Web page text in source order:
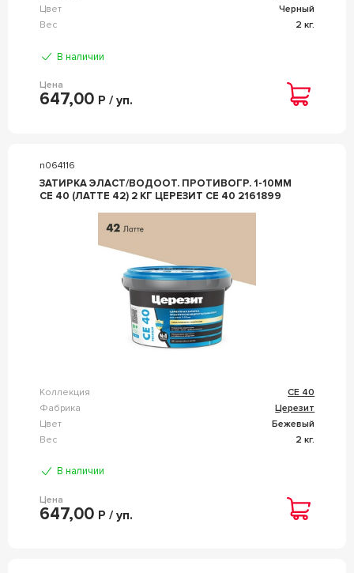
Цвет
Черный
Вес
2 кг.
В наличии
Цена
647,00 Р / уп.
n064116
ЗАТИРКА ЭЛАСТ/ВОДООТ. ПРОТИВОГР. 1-10ММ
СЕ 40 (ЛАТТЕ 42) 2 КГ ЦЕРЕЗИТ CE 40 2161899
Коллекция
CE 40
Фабрика
Церезит
Цвет
Бежевый
Вес
2 кг.
В наличии
Цена
647,00 Р / уп.